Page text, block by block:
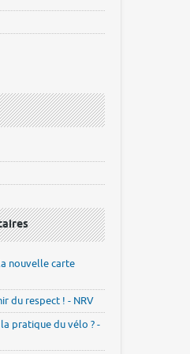
nouvelle carte
du respect ! - NRV
pratique du vélo ? -